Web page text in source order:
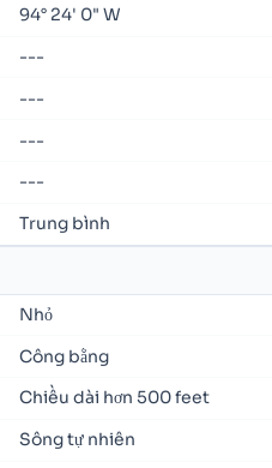
94° 24' 0" W
---
---
---
---
Trung bình
Nhỏ
Công bằng
Chiều dài hơn 500 feet
Sông tự nhiên